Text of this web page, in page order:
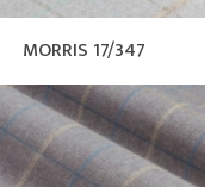
MORRIS 17/347